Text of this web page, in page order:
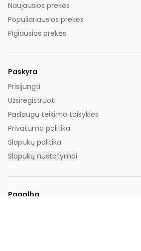
Naujausios prekės
Populiariausios prekės
Pigiausios prekės
Paskyra
Prisijungti
Užsiregistruoti
Paslaugų teikimo taisyklės
Privatumo politika
Slapukų politika
Slapukų nustatymai
Pagalba